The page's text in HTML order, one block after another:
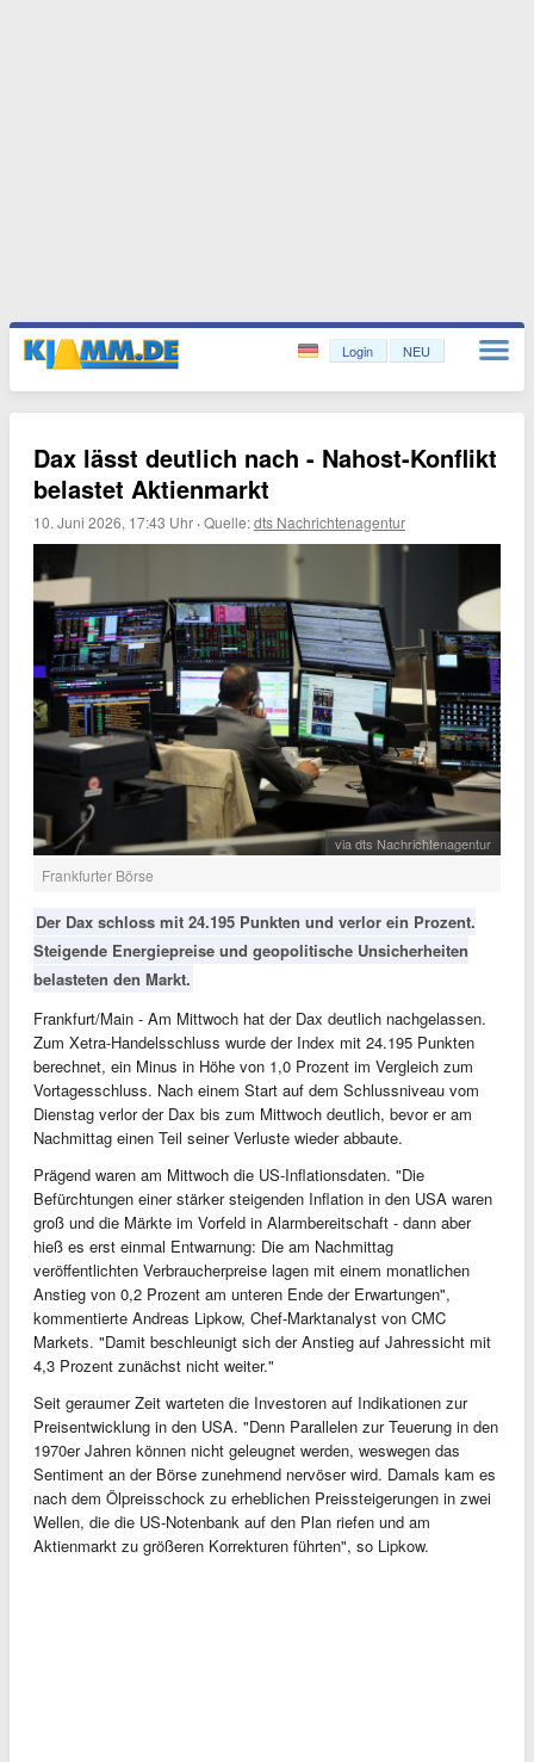
Login NEU
Dax lässt deutlich nach - Nahost-Konflikt
belastet Aktienmarkt
10. Juni 2026, 17:43 Uhr ·Quelle:dts Nachrichtenagentur
via dts Nachrichtenagentur
Frankfurter Börse
Der Dax schloss mit 24.195 Punkten und verlor ein Prozent.
Steigende Energiepreise und geopolitische Unsicherheiten
belasteten den Markt.
Frankfurt/Main - Am Mittwoch hat der Dax deutlich nachgelassen.
Zum Xetra-Handelsschluss wurde der Index mit 24.195 Punkten
berechnet, ein Minus in Höhe von 1,0 Prozent im Vergleich zum
Vortagesschluss. Nach einem Start auf dem Schlussniveau vom
Dienstag verlor der Dax bis zum Mittwoch deutlich, bevor er am
Nachmittag einen Teil seiner Verluste wieder abbaute.
Prägend waren am Mittwoch die US-Inflationsdaten. "Die
Befürchtungen einer stärker steigenden Inflation in den USA waren
groß und die Märkte im Vorfeld in Alarmbereitschaft - dann aber
hieß es erst einmal Entwarnung: Die am Nachmittag
veröffentlichten Verbraucherpreise lagen mit einem monatlichen
Anstieg von 0,2 Prozent am unteren Ende der Erwartungen",
kommentierte Andreas Lipkow, Chef-Marktanalyst von CMC
Markets. "Damit beschleunigt sich der Anstieg auf Jahressicht mit
4,3 Prozent zunächst nicht weiter."
Seit geraumer Zeit warteten die Investoren auf Indikationen zur
Preisentwicklung in den USA. "Denn Parallelen zur Teuerung in den
1970er Jahren können nicht geleugnet werden, weswegen das
Sentiment an der Börse zunehmend nervöser wird. Damals kam es
nach dem Ölpreisschock zu erheblichen Preissteigerungen in zwei
Wellen, die die US-Notenbank auf den Plan riefen und am
Aktienmarkt zu größeren Korrekturen führten", so Lipkow.